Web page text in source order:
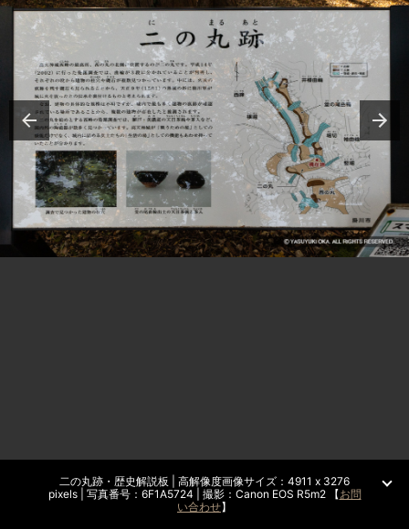
二の丸跡・歴史解説板 | 高解像度画像サイズ：4911 x 3276
pixels | 写真番号：6F1A5724 | 撮影：Canon EOS R5m2 【お問
い合わせ】